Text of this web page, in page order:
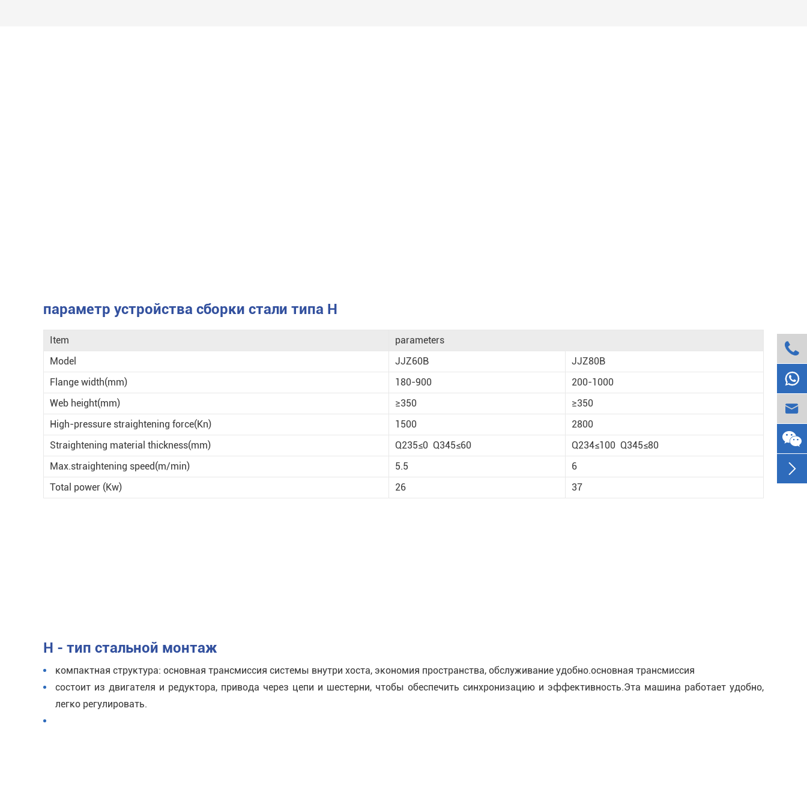
параметр устройства сборки стали типа H
Item
parameters
Model
JJZ60B
JJZ80B
Flange width(mm)
180-900
200-1000
Web height(mm)
≥350
≥350
High-pressure straightening force(Kn)
1500
2800
Straightening material thickness(mm)
Q235≤0 Q345≤60
Q234≤100 Q345≤80
Max.straightening speed(m/min)
5.5
6
Total power (Kw)
26 37
H - тип стальной монтаж
компактная структура: основная трансмиссия системы внутри хоста, экономия пространства, обслуживание удобно.основная трансмиссия
состоит из двигателя и редуктора, привода через цепи и шестерни, чтобы обеспечить синхронизацию и эффективность.Эта машина работает удобно,
легко регулировать.



